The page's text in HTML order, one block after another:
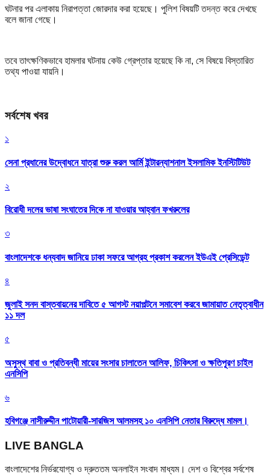
ঘটনার পর এলাকায় নিরাপত্তা জোরদার করা হয়েছে। পুলিশ বিষয়টি তদন্ত করে দেখছে
বলে জানা গেছে।
তবে তাৎক্ষণিকভাবে হামলার ঘটনায় কেউ গ্রেপ্তার হয়েছে কি না, সে বিষয়ে বিস্তারিত
তথ্য পাওয়া যায়নি।
সর্বশেষ খবর
১
সেনা প্রধানের উদ্বোধনে যাত্রা শুরু করল আর্মি ইন্টারন্যাশনাল ইসলামিক ইনস্টিটিউট
২
বিরোধী দলের ভাষা সংঘাতের দিকে না যাওয়ার আহ্বান ফখরুলের
৩
বাংলাদেশকে ধন্যবাদ জানিয়ে ঢাকা সফরে আগ্রহ প্রকাশ করলেন ইউএই প্রেসিডেন্ট
৪
জুলাই সনদ বাস্তবায়নের দাবিতে ৫ আগস্ট নয়াপল্টনে সমাবেশ করবে জামায়াত নেতৃত্বাধীন
১১ দল
৫
অসুস্থ বাবা ও প্রতিবন্ধী মায়ের সংসার চালাতেন আলিফ, চিকিৎসা ও ক্ষতিপূরণ চাইল
এনসিপি
৬
হবিগঞ্জে নাসীরুদ্দীন পাটোয়ারী-সারজিস আলমসহ ১০ এনসিপি নেতার বিরুদ্ধে মামল।
LIVE BANGLA
বাংলাদেশের নির্ভরযোগ্য ও দ্রুততম অনলাইন সংবাদ মাধ্যম। দেশ ও বিশ্বের সর্বশেষ